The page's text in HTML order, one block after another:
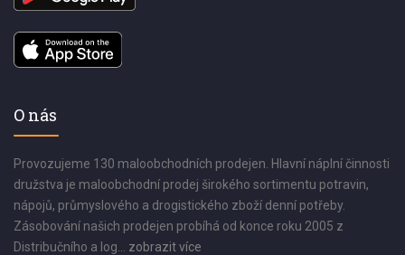
O nás
Provozujeme 130 maloobchodních prodejen. Hlavní náplní činnosti
družstva je maloobchodní prodej širokého sortimentu potravin,
nápojů, průmyslového a drogistického zboží denní potřeby.
Zásobování našich prodejen probíhá od konce roku 2005 z
Distribučního a log... zobrazit více